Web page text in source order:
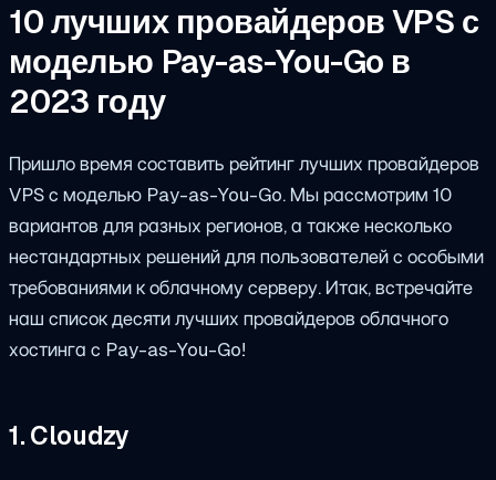
10 лучших провайдеров VPS с
моделью Pay-as-You-Go в
2023 году
Пришло время составить рейтинг лучших провайдеров
VPS с моделью Pay-as-You-Go. Мы рассмотрим 10
вариантов для разных регионов, а также несколько
нестандартных решений для пользователей с особыми
требованиями к облачному серверу. Итак, встречайте
наш список десяти лучших провайдеров облачного
хостинга с Pay-as-You-Go!
1. Cloudzy